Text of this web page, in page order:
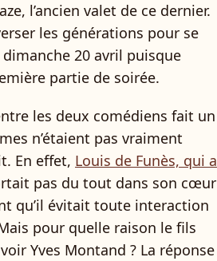
l’ancien valet de ce dernier.
les générations pour se
20 avril puisque
partie de soirée.
les deux comédiens fait un
n’étaient pas vraiment
En effet, Louis de Funès, qui a
pas du tout dans son cœur
qu’il évitait toute interaction
pour quelle raison le fils
Yves Montand ? La réponse